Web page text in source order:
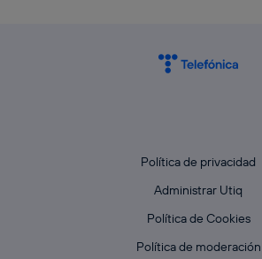
Política de privacidad
Administrar Utiq
Política de Cookies
Política de moderación